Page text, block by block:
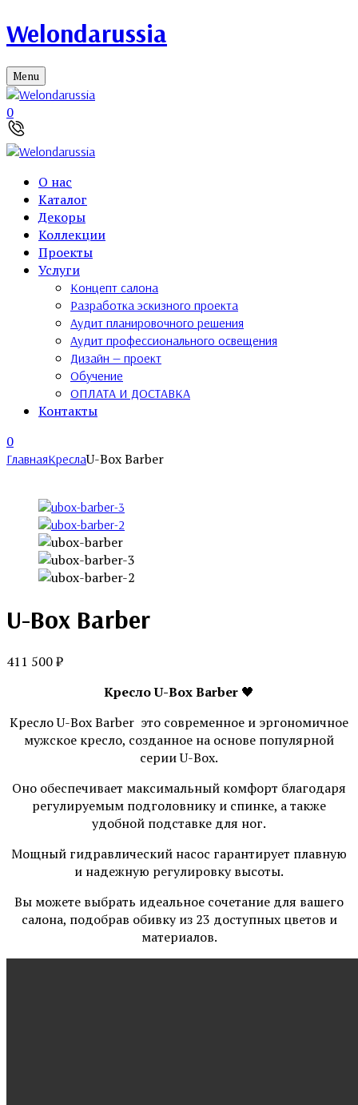
Welondarussia
Menu
0
О нас
Каталог
Декоры
Коллекции
Проекты
Услуги
Концепт салона
Разработка эскизного проекта
Аудит планировочного решения
Аудит профессионального освещения
Дизайн — проект
Обучение
ОПЛАТА И ДОСТАВКА
Контакты
0
ГлавнаяКреслаU-Box Barber
U-Box Barber
411 500₽
Кресло U-Box Barber 🖤
Кресло U-Box Barber это современное и эргономичное
мужское кресло, созданное на основе популярной
серии U-Box.
Оно обеспечивает максимальный комфорт благодаря
регулируемым подголовнику и спинке, а также
удобной подставке для ног.
Мощный гидравлический насос гарантирует плавную
и надежную регулировку высоты.
Вы можете выбрать идеальное сочетание для вашего
салона, подобрав обивку из 23 доступных цветов и
материалов.